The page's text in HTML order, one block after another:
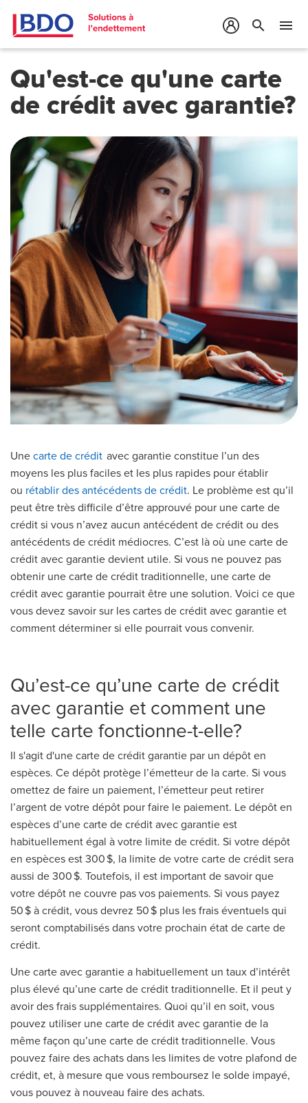
search menu
Qu'est-ce qu'une carte
de crédit avec garantie?
Une carte de crédit avec garantie constitue l’un des
moyens les plus faciles et les plus rapides pour établir
ou rétablir des antécédents de crédit. Le problème est qu’il
peut être très difficile d’être approuvé pour une carte de
crédit si vous n’avez aucun antécédent de crédit ou des
antécédents de crédit médiocres. C’est là où une carte de
crédit avec garantie devient utile. Si vous ne pouvez pas
obtenir une carte de crédit traditionnelle, une carte de
crédit avec garantie pourrait être une solution. Voici ce que
vous devez savoir sur les cartes de crédit avec garantie et
comment déterminer si elle pourrait vous convenir.
Qu’est-ce qu’une carte de crédit
avec garantie et comment une
telle carte fonctionne-t-elle?
Il s'agit d'une carte de crédit garantie par un dépôt en
espèces. Ce dépôt protège l’émetteur de la carte. Si vous
omettez de faire un paiement, l’émetteur peut retirer
l’argent de votre dépôt pour faire le paiement. Le dépôt en
espèces d’une carte de crédit avec garantie est
habituellement égal à votre limite de crédit. Si votre dépôt
en espèces est 300 $, la limite de votre carte de crédit sera
aussi de 300 $. Toutefois, il est important de savoir que
votre dépôt ne couvre pas vos paiements. Si vous payez
50 $ à crédit, vous devrez 50 $ plus les frais éventuels qui
seront comptabilisés dans votre prochain état de carte de
crédit.
Une carte avec garantie a habituellement un taux d’intérêt
plus élevé qu’une carte de crédit traditionnelle. Et il peut y
avoir des frais supplémentaires. Quoi qu’il en soit, vous
pouvez utiliser une carte de crédit avec garantie de la
même façon qu’une carte de crédit traditionnelle. Vous
pouvez faire des achats dans les limites de votre plafond de
crédit, et, à mesure que vous remboursez le solde impayé,
vous pouvez à nouveau faire des achats.